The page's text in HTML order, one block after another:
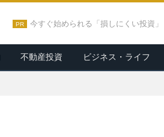
PR 今すぐ始められる「損しにくい投資」
不動産投資 ビジネス・ライフ